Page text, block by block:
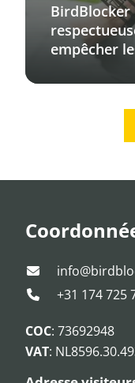
BirdBlocker
empêcher
+31 174 725
COC: 73692948
VAT: